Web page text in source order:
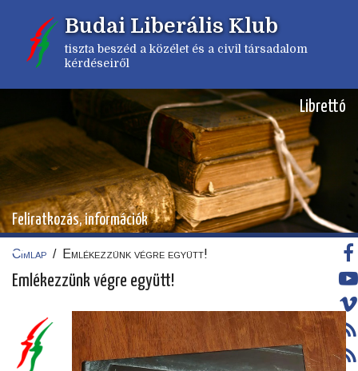
tartalomra
Budai Liberális Klub
tiszta beszéd a közélet és a civil társadalom
kérdéseiről
Librettó
Feliratkozás, információk
Címlap / Emlékezzünk végre együtt!
Emlékezzünk végre együtt!